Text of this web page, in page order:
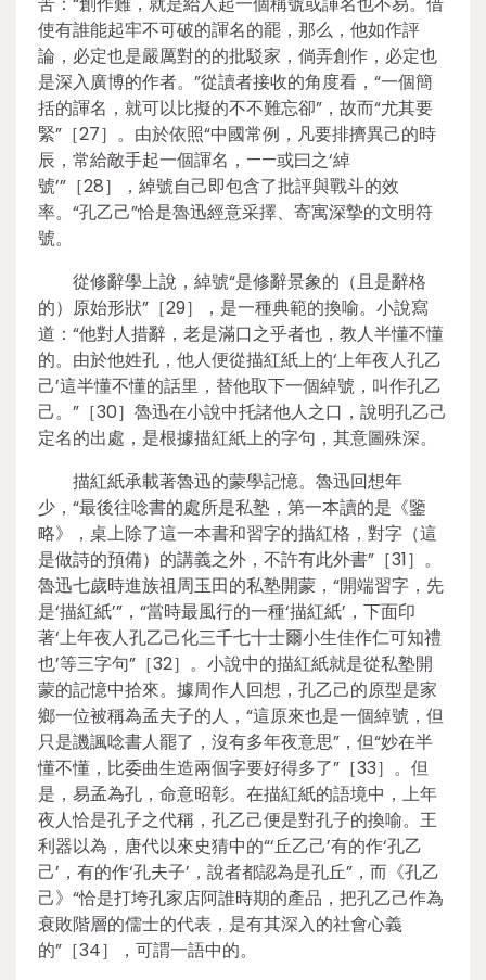
使有誰能起牢不可破的諢名的罷，那么，他如作評
論，必定也是嚴厲對的的批駁家，倘弄創作，必定也
是深入廣博的作者。”從讀者接收的角度看，“一個簡
括的諢名，就可以比擬的不不難忘卻”，故而“尤其要
緊”［27］。由於依照“中國常例，凡要排擠異己的時
辰，常給敵手起一個諢名，——或曰之‘綽
號’”［28］，綽號自己即包含了批評與戰斗的效
率。“孔乙己”恰是魯迅經意采擇、寄寓深摯的文明符
號。
從修辭學上說，綽號“是修辭景象的（且是辭格
的）原始形狀”［29］，是一種典範的換喻。小說寫
道：“他對人措辭，老是滿口之乎者也，教人半懂不懂
的。由於他姓孔，他人便從描紅紙上的‘上年夜人孔乙
己’這半懂不懂的話里，替他取下一個綽號，叫作孔乙
己。”［30］魯迅在小說中托諸他人之口，說明孔乙己
定名的出處，是根據描紅紙上的字句，其意圖殊深。
描紅紙承載著魯迅的蒙學記憶。魯迅回想年
少，“最後往唸書的處所是私塾，第一本讀的是《鑒
略》，桌上除了這一本書和習字的描紅格，對字（這
是做詩的預備）的講義之外，不許有此外書”［31］。
魯迅七歲時進族祖周玉田的私塾開蒙，“開端習字，先
是‘描紅紙’”，“當時最風行的一種‘描紅紙’，下面印
著‘上年夜人孔乙己化三千七十士爾小生佳作仁可知禮
也’等三字句”［32］。小說中的描紅紙就是從私塾開
蒙的記憶中拾來。據周作人回想，孔乙己的原型是家
鄉一位被稱為孟夫子的人，“這原來也是一個綽號，但
只是譏諷唸書人罷了，沒有多年夜意思”，但“妙在半
懂不懂，比委曲生造兩個字要好得多了”［33］。但
是，易孟為孔，命意昭彰。在描紅紙的語境中，上年
夜人恰是孔子之代稱，孔乙己便是對孔子的換喻。王
利器以為，唐代以來史猜中的“‘丘乙己’有的作‘孔乙
己’，有的作‘孔夫子’，說者都認為是孔丘”，而《孔乙
己》“恰是打垮孔家店阿誰時期的產品，把孔乙己作為
衰敗階層的儒士的代表，是有其深入的社會心義
的”［34］，可謂一語中的。